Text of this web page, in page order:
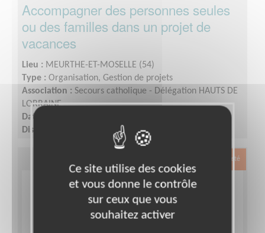
Accompagner des personnes seules
ou des familles dans un projet de
vacances
Lieu : MEURTHE-ET-MOSELLE (54)
Type : Organisation, Gestion de projets
Association : Secours catholique - Délégation HAUTS DE
LORRAINE
Date :
Disponibilité demandée : A convenir, en fonction des
Exclusion & Pauvreté
Ce site utilise des cookies
et vous donne le contrôle
sur ceux que vous
souhaitez activer